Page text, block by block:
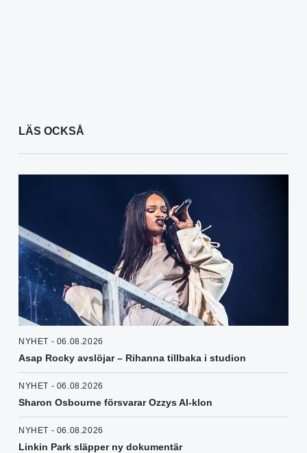
LÄS OCKSÅ
NYHET - 06.08.2026
Asap Rocky avslöjar – Rihanna tillbaka i studion
NYHET - 06.08.2026
Sharon Osbourne försvarar Ozzys AI-klon
NYHET - 06.08.2026
Linkin Park släpper ny dokumentär